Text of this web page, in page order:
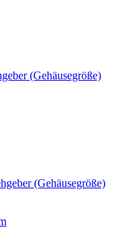
(Gehäusegröße)
(Gehäusegröße)